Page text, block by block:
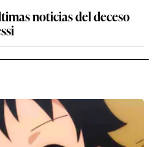
noticias del deceso